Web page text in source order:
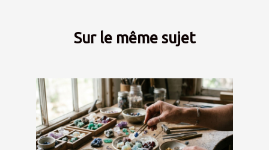
Sur le même sujet